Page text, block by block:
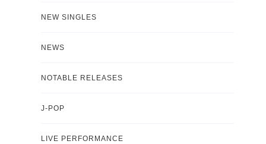
NEW SINGLES
NEWS
NOTABLE RELEASES
J-POP
LIVE PERFORMANCE